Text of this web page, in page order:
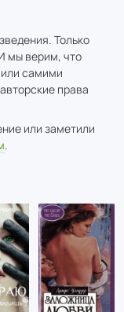
Только
мы верим, что
самими
права
или заметили
.